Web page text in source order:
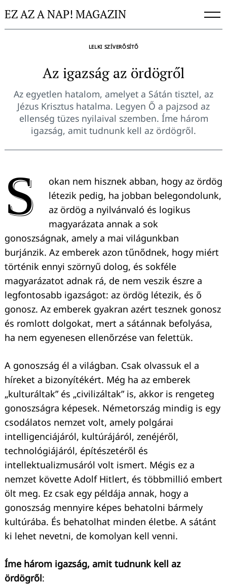
toEZ AZ A NAP! MAGAZIN
LELKI SZÍVERŐSÍTŐ
Az igazság az ördögről
Az egyetlen hatalom, amelyet a Sátán tisztel, az
Jézus Krisztus hatalma. Legyen Ő a pajzsod az
ellenség tüzes nyilaival szemben. Íme három
igazság, amit tudnunk kell az ördögről.
S
okan nem hisznek abban, hogy az ördög
létezik pedig, ha jobban belegondolunk,
az ördög a nyilvánvaló és logikus
magyarázata annak a sok
gonoszságnak, amely a mai világunkban
burjánzik. Az emberek azon tűnődnek, hogy miért
történik ennyi szörnyű dolog, és sokféle
magyarázatot adnak rá, de nem veszik észre a
legfontosabb igazságot: az ördög létezik, és ő
gonosz. Az emberek gyakran azért tesznek gonosz
és romlott dolgokat, mert a sátánnak befolyása,
ha nem egyenesen ellenőrzése van felettük.
A gonoszság él a világban. Csak olvassuk el a
híreket a bizonyítékért. Még ha az emberek
„kulturáltak” és „civilizáltak” is, akkor is rengeteg
gonoszságra képesek. Németország mindig is egy
csodálatos nemzet volt, amely polgárai
intelligenciájáról, kultúrájáról, zenéjéről,
technológiájáról, építészetéről és
intellektualizmusáról volt ismert. Mégis ez a
nemzet követte Adolf Hitlert, és többmillió embert
ölt meg. Ez csak egy példája annak, hogy a
gonoszság mennyire képes behatolni bármely
kultúrába. És behatolhat minden életbe. A sátánt
ki lehet nevetni, de komolyan kell venni.
Íme három igazság, amit tudnunk kell az
ördögről: